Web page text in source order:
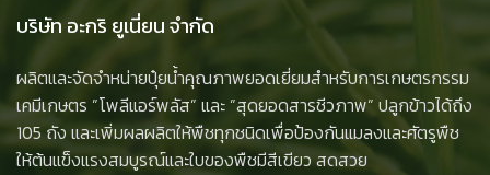
บริษัท อะกริ ยูเนี่ยน จำกัด
ผลิตและจัดจำหน่ายปุ๋ยน้ำคุณภาพยอดเยี่ยมสำหรับการเกษตรกรรม
เคมีเกษตร ”โพลีแอร์พลัส” และ ”สุดยอดสารชีวภาพ” ปลูกข้าวได้ถึง
105 ถัง และเพิ่มผลผลิตให้พืชทุกชนิดเพื่อป้องกันแมลงและศัตรูพืช
ให้ต้นแข็งแรงสมบูรณ์และใบของพืชมีสีเขียว สดสวย